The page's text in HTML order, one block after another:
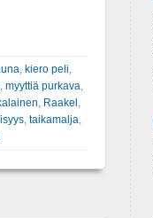
kiero peli
myyttiä purkava
Raakel
, taikamalja